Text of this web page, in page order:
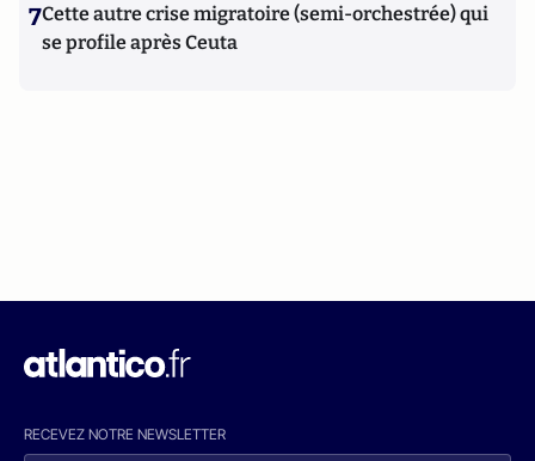
7Cette autre crise migratoire (semi-orchestrée) qui
se profile après Ceuta
RECEVEZ NOTRE NEWSLETTER